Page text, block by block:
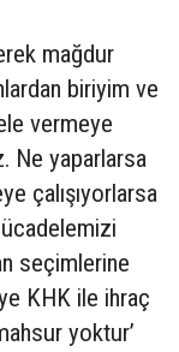
mağdur
biriyim ve
vermeye
Ne yaparlarsa
çalışıyorlarsa
seçimlerine
KHK ile ihraç
yoktur’